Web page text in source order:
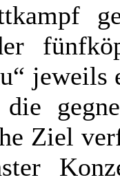
Ziel